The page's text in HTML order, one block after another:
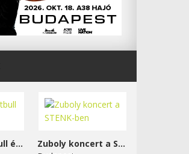
Rózsaszín Pitbull és...
Zuboly koncert a STENK-ben